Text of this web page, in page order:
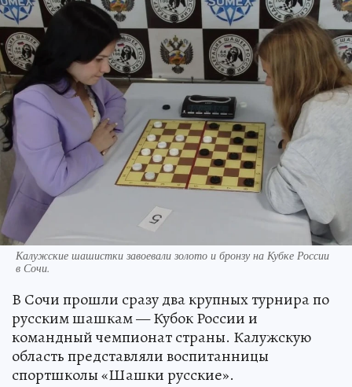
Калужские шашистки завоевали золото и бронзу на Кубке России
в Сочи.
В Сочи прошли сразу два крупных турнира по
русским шашкам — Кубок России и
командный чемпионат страны. Калужскую
область представляли воспитанницы
спортшколы «Шашки русские».